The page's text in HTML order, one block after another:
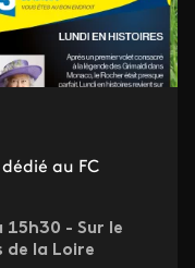
au FC
- Sur le
de la Loire